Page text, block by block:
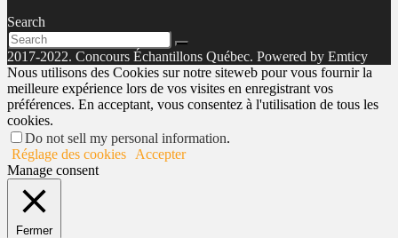
Search
2017-2022. Concours Échantillons Québec. Powered by Emticy
Nous utilisons des Cookies sur notre siteweb pour vous fournir la
meilleure expérience lors de vos visites en enregistrant vos
préférences. En acceptant, vous consentez à l'utilisation de tous les
cookies.
Do not sell my personal information.
Réglage des cookies
Accepter
Manage consent
Fermer